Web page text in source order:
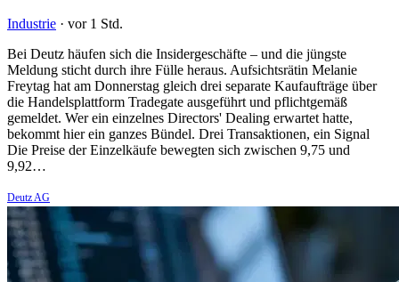
Industrie · vor 1 Std.
Bei Deutz häufen sich die Insidergeschäfte – und die jüngste
Meldung sticht durch ihre Fülle heraus. Aufsichtsrätin Melanie
Freytag hat am Donnerstag gleich drei separate Kaufaufträge über
die Handelsplattform Tradegate ausgeführt und pflichtgemäß
gemeldet. Wer ein einzelnes Directors' Dealing erwartet hatte,
bekommt hier ein ganzes Bündel. Drei Transaktionen, ein Signal
Die Preise der Einzelkäufe bewegten sich zwischen 9,75 und
9,92…
Deutz AG